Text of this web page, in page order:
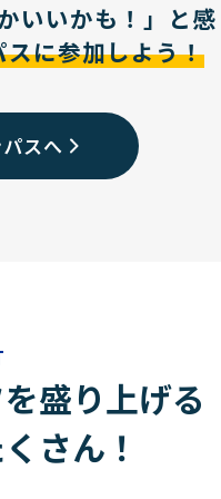
いいかも！」と
に参加しよう！
スへ
盛り上げる
さん！